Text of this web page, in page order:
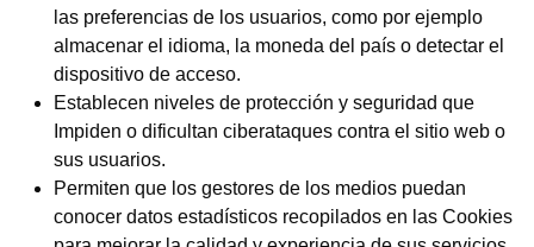
las preferencias de los usuarios, como por ejemplo
almacenar el idioma, la moneda del país o detectar el
dispositivo de acceso.
Establecen niveles de protección y seguridad que
Impiden o dificultan ciberataques contra el sitio web o
sus usuarios.
Permiten que los gestores de los medios puedan
conocer datos estadísticos recopilados en las Cookies